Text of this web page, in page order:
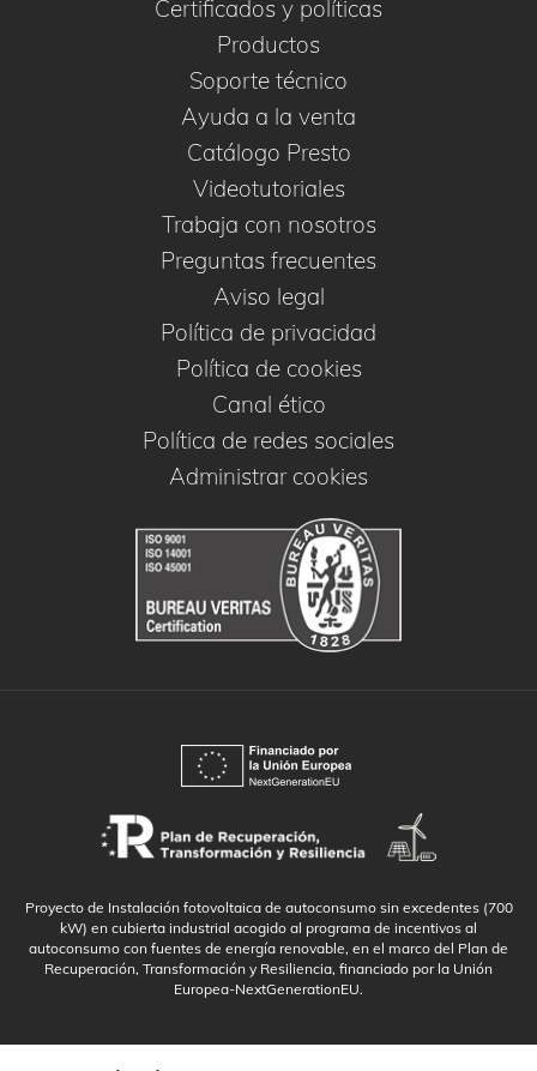
Certificados y políticas
Productos
Soporte técnico
Ayuda a la venta
Catálogo Presto
Videotutoriales
Trabaja con nosotros
Preguntas frecuentes
Aviso legal
Política de privacidad
Política de cookies
Canal ético
Política de redes sociales
Administrar cookies
Proyecto de Instalación fotovoltaica de autoconsumo sin excedentes (700
kW) en cubierta industrial acogido al programa de incentivos al
autoconsumo con fuentes de energía renovable, en el marco del Plan de
Recuperación, Transformación y Resiliencia, financiado por la Unión
Europea-NextGenerationEU.